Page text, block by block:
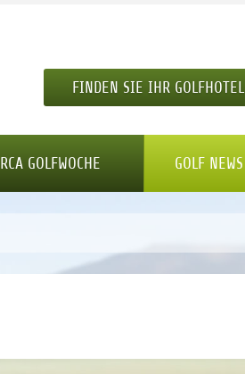
FINDEN SIE IHR GOLFHOTEL
GOLFWOCHE GOLF NEWS